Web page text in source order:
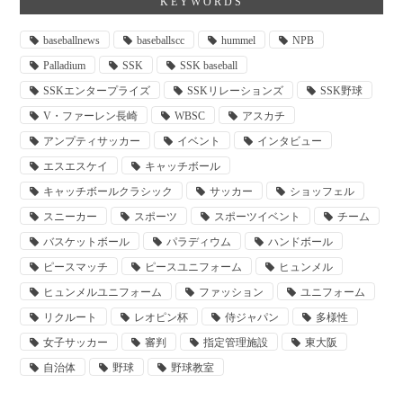
baseballnews baseballscc hummel
NPB
Palladium
SSK
SSK baseball
SSKエンタープライズ
SSKリレーションズ
SSK野球
V・ファーレン長崎
WBSC
アスカチ
アンプティサッカー
イベント
インタビュー
エスエスケイ
キャッチボール
キャッチボールクラシック
サッカー
ショッフェル
スニーカー
スポーツ スポーツイベント
チーム
バスケットボール
パラディウム
ハンドボール
ピースマッチ
ピースユニフォーム
ヒュンメル
ヒュンメルユニフォーム
ファッション
ユニフォーム
リクルート
レオピン杯 侍ジャパン
多様性
女子サッカー
審判 指定管理施設
東大阪
自治体
野球 野球教室